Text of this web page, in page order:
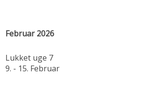
Februar 2026
Lukket uge 7
9. - 15. Februar